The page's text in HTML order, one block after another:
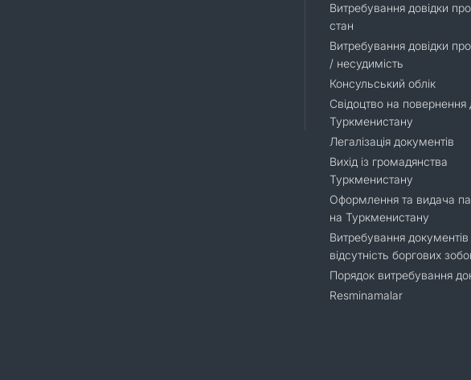
Витребування довідки
стан
Витребування довідки
/ несудимість
Консульський облік
Свідоцтво на повернення
Туркменистану
Легалізація документів
Вихід із громадянства
Туркменистану
Оформлення та видача
на Туркменистану
Витребування
відсутність боргових
Порядок витребування
Resminamalar